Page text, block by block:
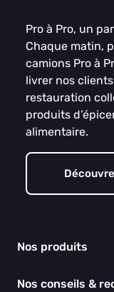
Pro à Pro, un
Chaque matin,
camions Pro à
livrer nos
restauration
produits
alimentaire.
Nos produits
Épicerie
Nos conseils &